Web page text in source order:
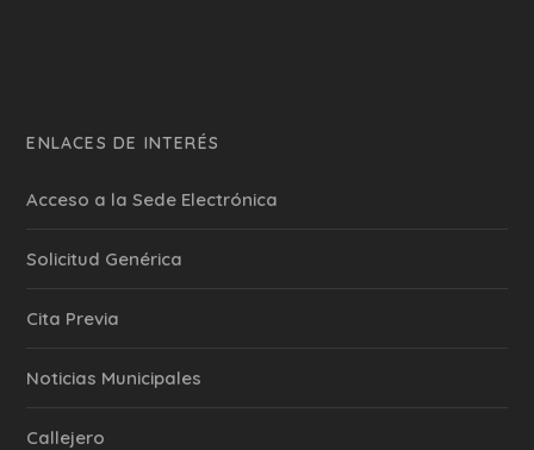
ENLACES DE INTERÉS
Acceso a la Sede Electrónica
Solicitud Genérica
Cita Previa
‎Noticias Municipales
Callejero